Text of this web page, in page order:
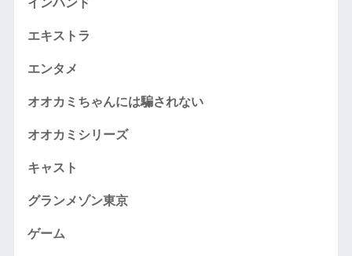
インハンド
エキストラ
エンタメ
オオカミちゃんには騙されない
オオカミシリーズ
キャスト
グランメゾン東京
ゲーム